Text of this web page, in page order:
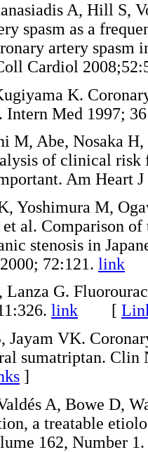
A, Hill S,
spasm as a
artery spasm
Cardiol
K.
Intern Med 1997;
M, Abe, Nosaka
of clinical risk
Am Heart
Yoshimura M,
et al. Comparison
stenosis in
72:121. link
Lanza G.
link [
Jayam VK.
sumatriptan. Clin
]
A, Bowe D,
a treatable
162, Number 1.